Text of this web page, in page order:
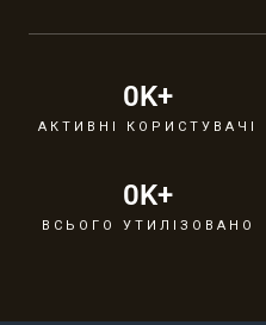
АКТИВНІ КОРИСТУВАЧІ
0K+
ВСЬОГО УТИЛІЗОВАНО
0K+